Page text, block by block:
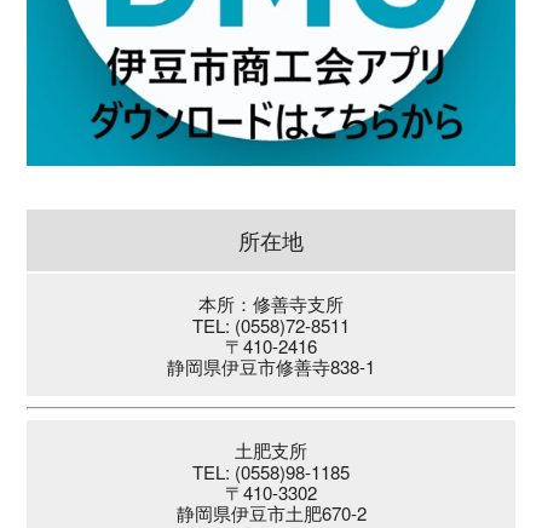
所在地
本所：修善寺支所
TEL: (0558)72-8511
〒410-2416
静岡県伊豆市修善寺838-1
土肥支所
TEL: (0558)98-1185
〒410-3302
静岡県伊豆市土肥670-2